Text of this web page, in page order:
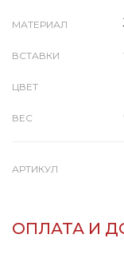
МАТЕРИАЛ
ВСТАВКИ
ЦВЕТ
ВЕС
АРТИКУЛ
ОПЛАТА И